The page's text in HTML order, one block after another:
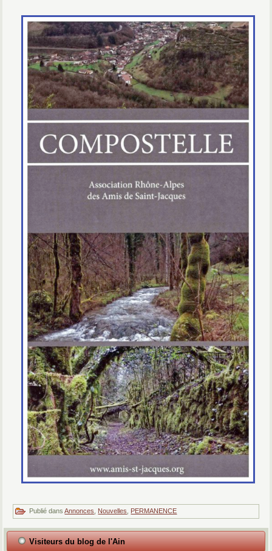
Publié dans Annonces Nouvelles PERMANENCE
Visiteurs du blog de l'Ain